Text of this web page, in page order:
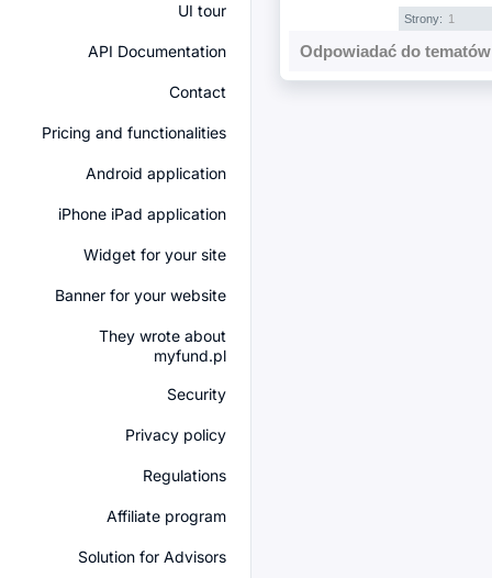
UI tour
API Documentation
Contact
Pricing and functionalities
Android application
iPhone iPad application
Widget for your site
Banner for your website
They wrote about
myfund.pl
Security
Privacy policy
Regulations
Affiliate program
Solution for Advisors
Strony: 1
Odpowiadać do